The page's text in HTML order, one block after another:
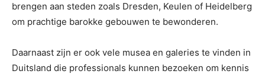
brengen aan steden zoals Dresden, Keulen of Heidelberg
om prachtige barokke gebouwen te bewonderen.
Daarnaast zijn er ook vele musea en galeries te vinden in
Duitsland die professionals kunnen bezoeken om kennis